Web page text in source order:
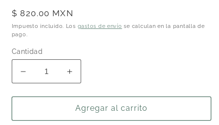
Precio
habitual
$ 820.00 MXN
Impuesto incluido. Los gastos de envío se calculan en la pantalla de
pago.
Cantidad
Reducir
cantidad
para
A
Aumentar
cantidad
para
Glyco-
A
Agregar al carrito